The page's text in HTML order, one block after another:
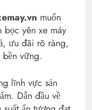
muốn
yên xe máy
ưu đãi rõ ràng,
vững.
lĩnh vực sản
Dẫn đầu về